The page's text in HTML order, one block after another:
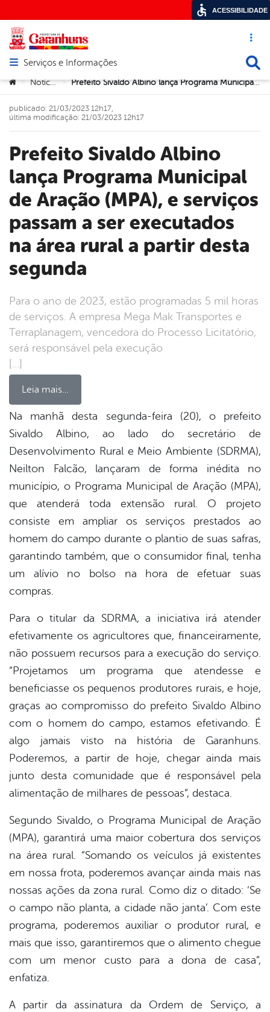
Acesso
Abrir menu principal de navegação
Serviços e Informações
Você está aqui:
> Notícias > Prefeito Sivaldo Albino lança Programa Municipal de Aração (MPA), e serviços passam a ser executados na área rural a partir desta segunda
Prefeito Sivaldo Albino
lança Programa Municipal
de Aração (MPA), e serviços
passam a ser executados
na área rural a partir desta
segunda
Para o ano de 2023, estão programadas 5 mil horas
de serviços. A empresa Mega Mak Transportes e
Terraplanagem, vencedora do Processo Licitatório,
será responsável pela execução
[…]
Leia mais…
publicado: 21/03/2023 12h17,
última modificação: 21/03/2023 12h17
Na manhã desta segunda-feira (20), o prefeito
Sivaldo Albino, ao lado do secretário de
Desenvolvimento Rural e Meio Ambiente (SDRMA),
Neilton Falcão, lançaram de forma inédita no
município, o Programa Municipal de Aração (MPA),
que atenderá toda extensão rural. O projeto
consiste em ampliar os serviços prestados ao
homem do campo durante o plantio de suas safras,
garantindo também, que o consumidor final, tenha
um alívio no bolso na hora de efetuar suas
compras.
Para o titular da SDRMA, a iniciativa irá atender
efetivamente os agricultores que, financeiramente,
não possuem recursos para a execução do serviço.
“Projetamos um programa que atendesse e
beneficiasse os pequenos produtores rurais, e hoje,
graças ao compromisso do prefeito Sivaldo Albino
com o homem do campo, estamos efetivando. É
algo jamais visto na história de Garanhuns.
Poderemos, a partir de hoje, chegar ainda mais
junto desta comunidade que é responsável pela
alimentação de milhares de pessoas”, destaca.
Segundo Sivaldo, o Programa Municipal de Aração
(MPA), garantirá uma maior cobertura dos serviços
na área rural. “Somando os veículos já existentes
em nossa frota, poderemos avançar ainda mais nas
nossas ações da zona rural. Como diz o ditado: ‘Se
o campo não planta, a cidade não janta’. Com este
programa, poderemos auxiliar o produtor rural, e
mais que isso, garantiremos que o alimento chegue
com um menor custo para a dona de casa”,
enfatiza.
A partir da assinatura da Ordem de Serviço, a
ACESSIBILIDADE